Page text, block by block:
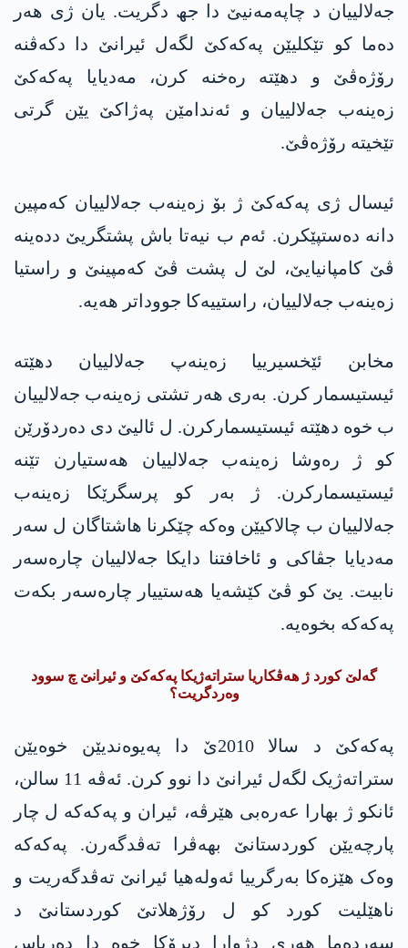
جەلالییان د چاپەمەنیێ دا جھ دگریت. یان ژی ھەر
دەما کو تێکلیێن پەکەکێ لگەل ئیرانێ دا دکەڤنە
رۆژەڤێ و دهێتە رەخنە کرن، مەدیایا پەکەکێ
زەینەب جەلالییان و ئەندامێن پەژاکێ یێن گرتی
تێخیتە رۆژەڤێ.
ئیسال ژی پەکەکێ ژ بۆ زەینەب جەلالییان کەمپین
دانە دەستپێکرن. ئەم ب نیەتا باش پشتگریێ ددەینە
ڤێ کامپانیایێ، لێ ل پشت ڤێ کەمپینێ و راستیا
زەینەب جەلالییان، راستییەکا جووداتر ھەیە.
مخابن ئێخسیرییا زەینەپ جەلالییان دهێتە
ئیستیسمار کرن. بەری هەر تشتی زەینەب جەلالییان
ب خوە دهێتە ئیستیسمارکرن. ل ئالیێ دی دەردۆرێن
کو ژ رەوشا زەینەب جەلالییان ھەستیارن تێنە
ئیستیسمارکرن. ژ بەر کو پرسگرێکا زەینەب
جەلالییان ب چالاکیێن وەکە چێکرنا هاشتاگان ل سەر
مەدیایا جڤاکی و ئاخافتنا دایکا جەلالییان چارەسەر
نابیت. یێ کو ڤێ کێشەیا ھەستییار چارەسەر بکەت
پەکەکە بخوەیە.
گەلێ کورد ژ ھەڤکاریا ستراتەژیکا پەکەکێ و ئیرانێ چ سوود
وەردگریت؟
پەکەکێ د سالا 2010ێ دا پەیوەندیێن خوەیێن
ستراتەژیک لگەل ئیرانێ دا نوو کرن. ئەڤە 11 سالن،
ئانکو ژ بھارا عەرەبی ‌‌هێرڤە، ئیران و پەکەکە ل چار
پارچەیێن کوردستانێ بھەڤرا تەڤدگەرن. پەکەکە
وەک ھێزەکا بەرگرییا ئەولەھیا ئیرانێ تەڤدگەریت و
ناھێلیت کورد کو ل رۆژھلاتێ کوردستانێ د
سەردەما ھەری دژوارا دیرۆکا خوە دا دەرباس